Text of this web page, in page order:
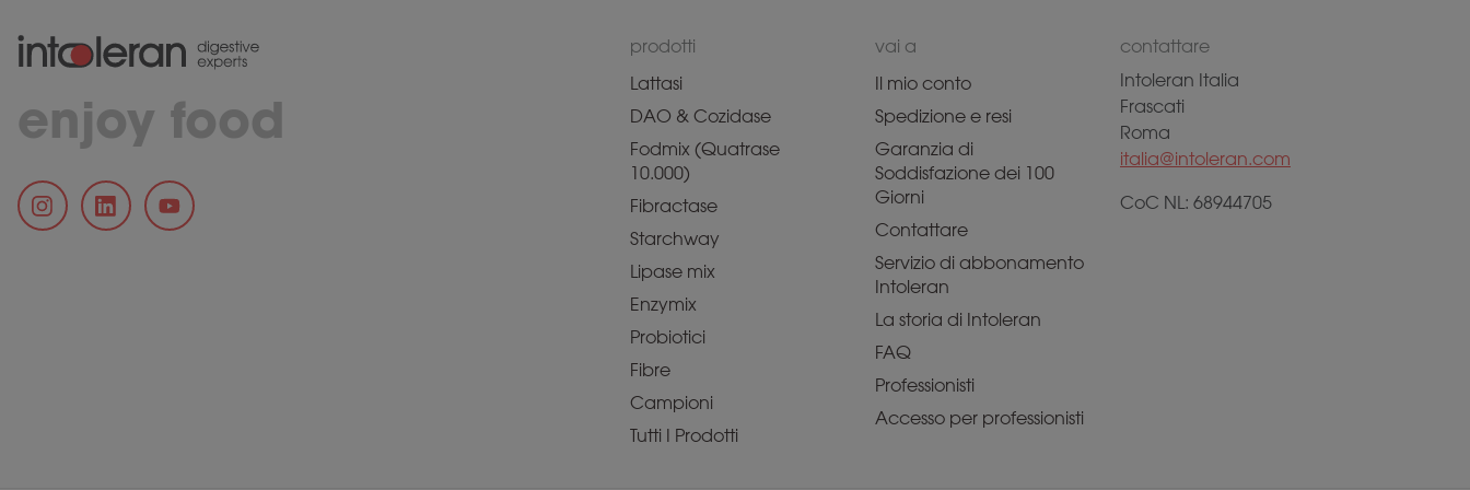
enjoy food
prodotti
Lattasi
DAO & Cozidase
Fodmix (Quatrase
10.000)
Fibractase
Starchway
Lipase mix
Enzymix
Probiotici
Fibre
Campioni
Tutti I Prodotti
vai a
Il mio conto
Spedizione e resi
Garanzia di
Soddisfazione dei 100
Giorni
Contattare
Servizio di abbonamento
Intoleran
La storia di Intoleran
FAQ
Professionisti
Accesso per professionisti
contattare
Intoleran Italia
Frascati
Roma
italia@intoleran.com
CoC NL: 68944705